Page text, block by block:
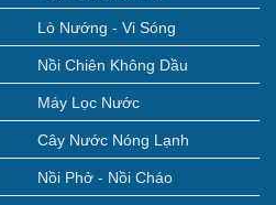
Lò Nướng - Vi Sóng
Nồi Chiên Không Dầu
Máy Lọc Nước
Cây Nước Nóng Lạnh
Nồi Phở - Nồi Cháo